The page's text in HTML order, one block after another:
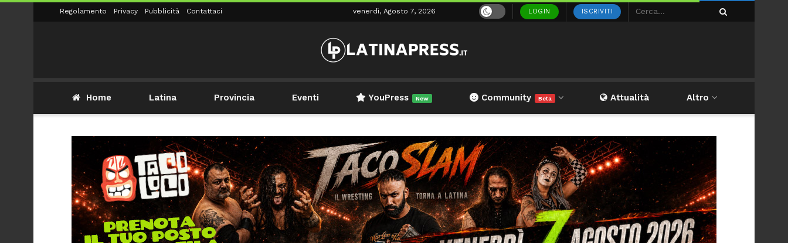
Regolamento Privacy Pubblicità Contattaci venerdì, Agosto 7, 2026 LOGIN ISCRIVITI
Home Latina Provincia Eventi YouPress New Community Beta Attualità Altro